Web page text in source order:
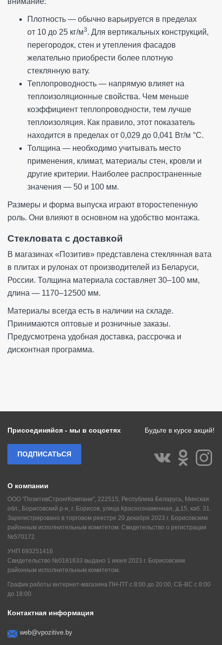
Плотность — обычно варьируется в пределах
от 10 до 25 кг/м3. Для вертикальных конструкций,
перегородок, стен и утепления фасадов
желательно приобрести более плотную
стеклянную вату.
Теплопроводность — напрямую влияет на
теплоизоляционные свойства. Чем меньше
коэффициент теплопроводности, тем лучше
теплоизоляция. Как правило, этот показатель
находится в пределах от 0,029 до 0,041 Вт/м °С.
Толщина — необходимо учитывать место
применения, климат, материалы стен, кровли и
другие критерии. Наиболее распространенные
значения — 50 и 100 мм.
Размеры и форма выпуска играют второстепенную
роль. Они влияют в основном на удобство монтажа.
Стекловата с доставкой
В магазинах «Позитив» представлена стеклянная вата
в плитах и рулонах от производителей из Беларуси,
России. Толщина материала составляет 30–100 мм,
длина — 1170–12500 мм.
Материалы всегда есть в наличии на складе.
Принимаются оптовые и розничные заказы.
Предусмотрена удобная доставка, рассрочка и
дисконтная программа.
Контактная информация
web@vpozitive.by
О компании
ООО "ПозитивСтронгКомпани", 222515, Республика Беларусь, Минская
обл., Борисовский р-н, г. Борисов, улица Краснознаменная, д.15, каб. 31.
Зарегистрировано в торговом реестре 20 декабря 2023 г. Борисовским
районным исполнительным комитетом. Свидетельство о регистрации
№570172.
УНП 693251416
Свидетельство №0181633 выдано 1 июня 2023 г. Борисовским
районным исполнительным комитетом.
График работы интернет-магазина ПН-ПТ с 8:00 до 20:00, СБ-ВС с 8:00
до 18:00.
Присоединяйся - мы в соцсетях Будьте в курсе акций!
ПОДПИСАТЬСЯ